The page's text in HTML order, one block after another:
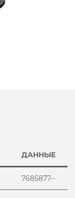
ДАННЫЕ
7685877--